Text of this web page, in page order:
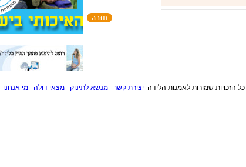
כל הזכויות שמורות לאמנות הלידה יצירת קשר מנשא לתינוק מצאי דולה מי אנחנו